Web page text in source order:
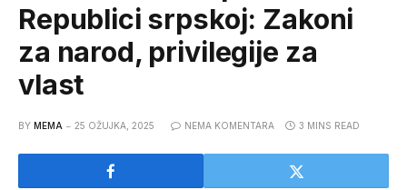
Republici srpskoj: Zakoni
za narod, privilegije za
vlast
BY MEMA 25 OŽUJKA, 2025 NEMA KOMENTARA 3 MINS READ